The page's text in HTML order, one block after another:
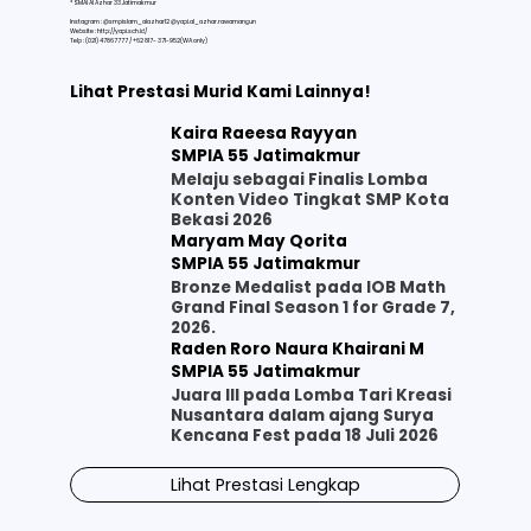
* SMAI Al Azhar 33 Jatimakmur
Instagram : @smpislam_alazhar12 @yapi.al_azhar.rawamangun
Website :http://yapi.sch.id/
Telp : (021) 47867777 / ‪‪+62 817- 371-952‬‬(WA only)
Lihat Prestasi Murid Kami Lainnya!
Kaira Raeesa Rayyan
SMPIA 55 Jatimakmur
Melaju sebagai Finalis Lomba
Konten Video Tingkat SMP Kota
Bekasi 2026
Maryam May Qorita
SMPIA 55 Jatimakmur
Bronze Medalist pada IOB Math
Grand Final Season 1 for Grade 7,
2026.
Raden Roro Naura Khairani M
SMPIA 55 Jatimakmur
Juara III pada Lomba Tari Kreasi
Nusantara dalam ajang Surya
Kencana Fest pada 18 Juli 2026
Lihat Prestasi Lengkap